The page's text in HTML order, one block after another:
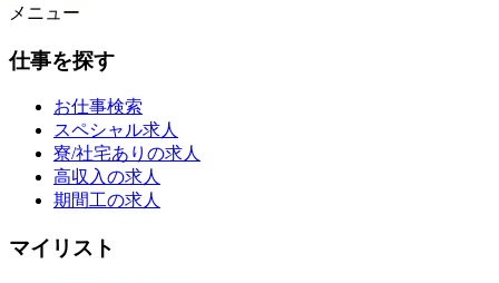
メニュー
仕事を探す
お仕事検索
スペシャル求人
寮/社宅ありの求人
高収入の求人
期間工の求人
マイリスト